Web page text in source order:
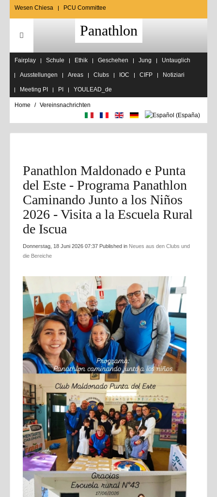
Wesen Chiesa PCU Committee
Panathlon
Fairplay Schule Ethik Geschehen Jung Untauglich
Ausstellungen Areas Clubs IOC CIFP Notiziari
Meeting PI PI YOULEAD_de
Home Vereinsnachrichten
Panathlon Maldonado e Punta
del Este - Programa Panathlon
Caminando Junto a los Niños
2026 - Visita a la Escuela Rural
de Iscua
Donnerstag, 18 Juni 2026 07:37 Published in Neues aus den Clubs und
die Bereiche